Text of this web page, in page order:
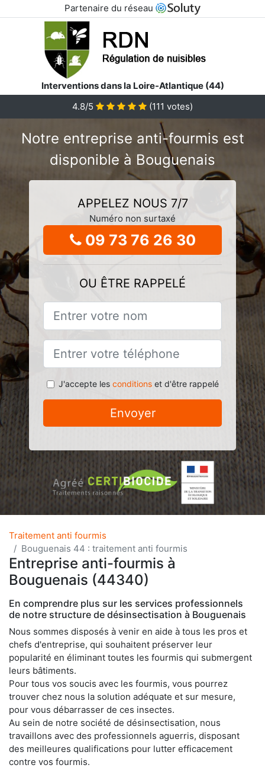
Partenaire du réseau
Interventions dans la Loire-Atlantique (44)
4.8/5
(111 votes)
Notre entreprise anti-fourmis est
disponible à Bouguenais
APPELEZ NOUS 7/7
Numéro non surtaxé
09 73 76 26 30
OU ÊTRE RAPPELÉ
J'accepte les conditionset d'être rappelé
Envoyer
Traitement anti fourmis
Bouguenais 44 : traitement anti fourmis
Entreprise anti-fourmis à
Bouguenais (44340)
En comprendre plus sur les services professionnels
de notre structure de désinsectisation à Bouguenais
Nous sommes disposés à venir en aide à tous les pros et
chefs d'entreprise, qui souhaitent préserver leur
popularité en éliminant toutes les fourmis qui submergent
leurs bâtiments.
Pour tous vos soucis avec les fourmis, vous pourrez
trouver chez nous la solution adéquate et sur mesure,
pour vous débarrasser de ces insectes.
Au sein de notre société de désinsectisation, nous
travaillons avec des professionnels aguerris, disposant
des meilleures qualifications pour lutter efficacement
contre vos fourmis.